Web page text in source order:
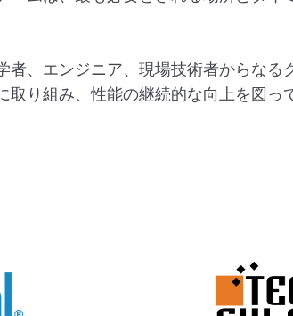
、エンジニア、現場技術者からなる
り組み、性能の継続的な向上を図っ